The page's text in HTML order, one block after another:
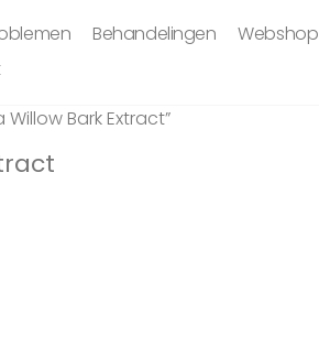
Behandelingen Webshop
Bark Extract”